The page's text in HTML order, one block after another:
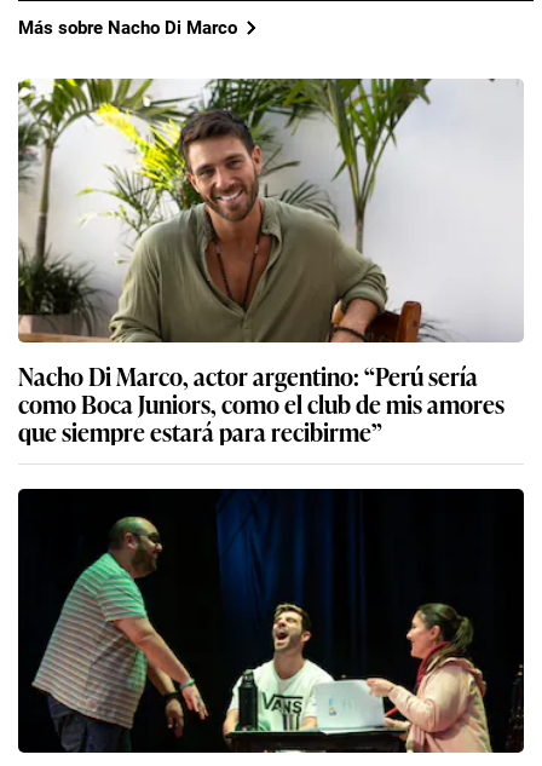
Más sobre Nacho Di Marco
Nacho Di Marco, actor argentino: “Perú sería
como Boca Juniors, como el club de mis amores
que siempre estará para recibirme”